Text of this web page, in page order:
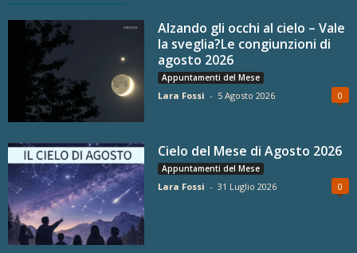
Alzando gli occhi al cielo – Vale
la sveglia?Le congiunzioni di
agosto 2026
Appuntamenti del Mese
Lara Fossi - 5 Agosto 2026 0
Cielo del Mese di Agosto 2026
Appuntamenti del Mese
Lara Fossi - 31 Luglio 2026 0